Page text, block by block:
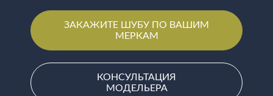
ЗАКАЖИТЕ ШУБУ ПО ВАШИМ
МЕРКАМ
КОНСУЛЬТАЦИЯ
МОДЕЛЬЕРА